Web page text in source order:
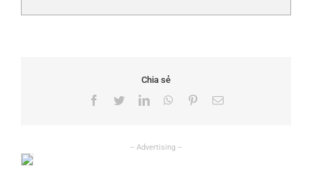
Chia sẻ
Facebook
TwitterLinkedInWhatsApp
PinterestEmail